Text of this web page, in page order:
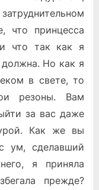
что принцесса
что так как я
Но как я
в свете, то
резоны. Вам
за вас даже
Как же вы
ум, сделавший
я приняла
прежде?